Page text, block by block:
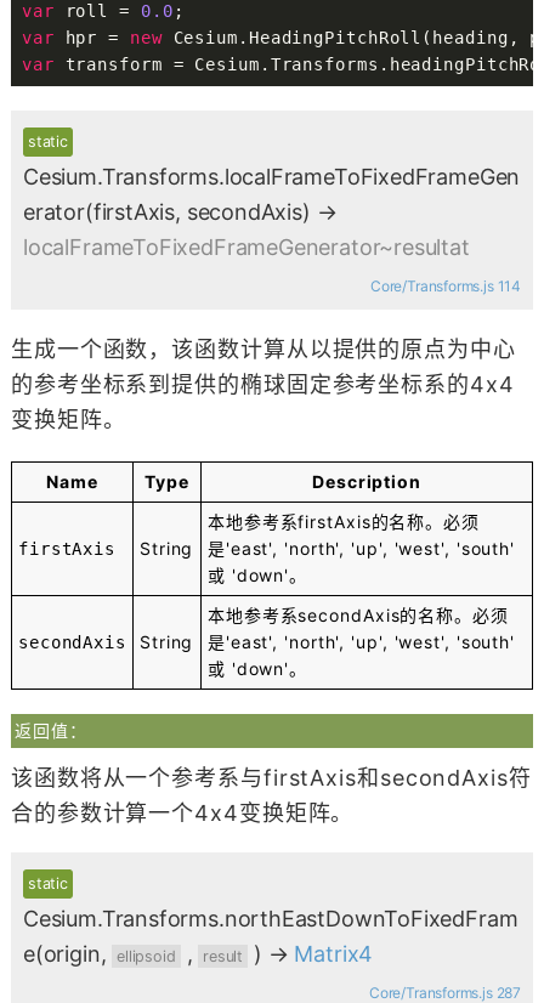
var roll = 0.0 ;
var hpr = new Cesium . HeadingPitchRoll ( heading ,
var transform = Cesium . Transforms .
static
Cesium.Transforms.localFrameToFixedFrameGen
erator(firstAxis, secondAxis) →
localFrameToFixedFrameGenerator~resultat
Core/Transforms.js 114
生成一个函数，该函数计算从以提供的原点为中心
的参考坐标系到提供的椭球固定参考坐标系的4x4
变换矩阵。
Name Type Description
firstAxis String
本地参考系firstAxis的名称。必须
是'east', 'north', 'up', 'west', 'south'
或 'down'。
secondAxis String
本地参考系secondAxis的名称。必须
是'east', 'north', 'up', 'west', 'south'
或 'down'。
返回值：
该函数将从一个参考系与firstAxis和secondAxis符
合的参数计算一个4x4变换矩阵。
static
Cesium.Transforms.northEastDownToFixedFram
e(origin, ellipsoid , result ) → Matrix4
Core/Transforms.js 287